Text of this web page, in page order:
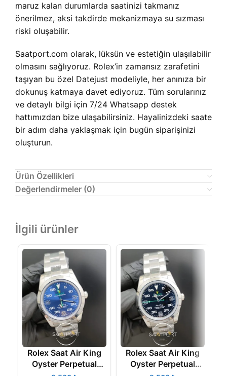
maruz kalan durumlarda saatinizi takmanız
önerilmez, aksi takdirde mekanizmaya su sızması
riski oluşabilir.
Saatport.com olarak, lüksün ve estetiğin ulaşılabilir
olmasını sağlıyoruz. Rolex’in zamansız zarafetini
taşıyan bu özel Datejust modeliyle, her anınıza bir
dokunuş katmaya davet ediyoruz. Tüm sorularınız
ve detaylı bilgi için 7/24 Whatsapp destek
hattımızdan bize ulaşabilirsiniz. Hayalinizdeki saate
bir adım daha yaklaşmak için bugün siparişinizi
oluşturun.
Ürün Özellikleri
Değerlendirmeler (0)
İlgili ürünler
Rolex Saat Air King
Oyster Perpetual
Rolex Saat Air King
Oyster Perpetual